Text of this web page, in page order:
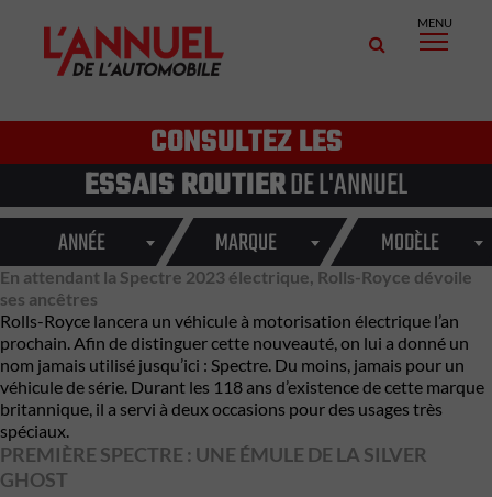
MENU
CONSULTEZ LES
ESSAIS ROUTIERDE L'ANNUEL
ANNÉE MARQUE MODÈLE
En attendant la Spectre 2023 électrique, Rolls-Royce dévoile
ses ancêtres
Rolls-Royce lancera un véhicule à motorisation électrique l’an
prochain. Afin de distinguer cette nouveauté, on lui a donné un
nom jamais utilisé jusqu’ici : Spectre. Du moins, jamais pour un
véhicule de série. Durant les 118 ans d’existence de cette marque
britannique, il a servi à deux occasions pour des usages très
spéciaux.
PREMIÈRE SPECTRE : UNE ÉMULE DE LA SILVER
GHOST